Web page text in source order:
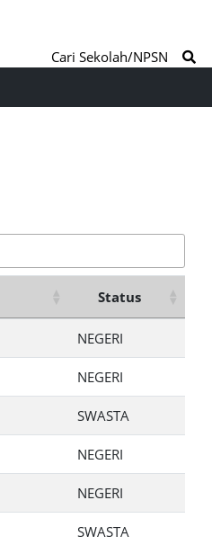
Cari Sekolah/NPSN
Status
NEGERI
NEGERI
SWASTA
NEGERI
NEGERI
SWASTA